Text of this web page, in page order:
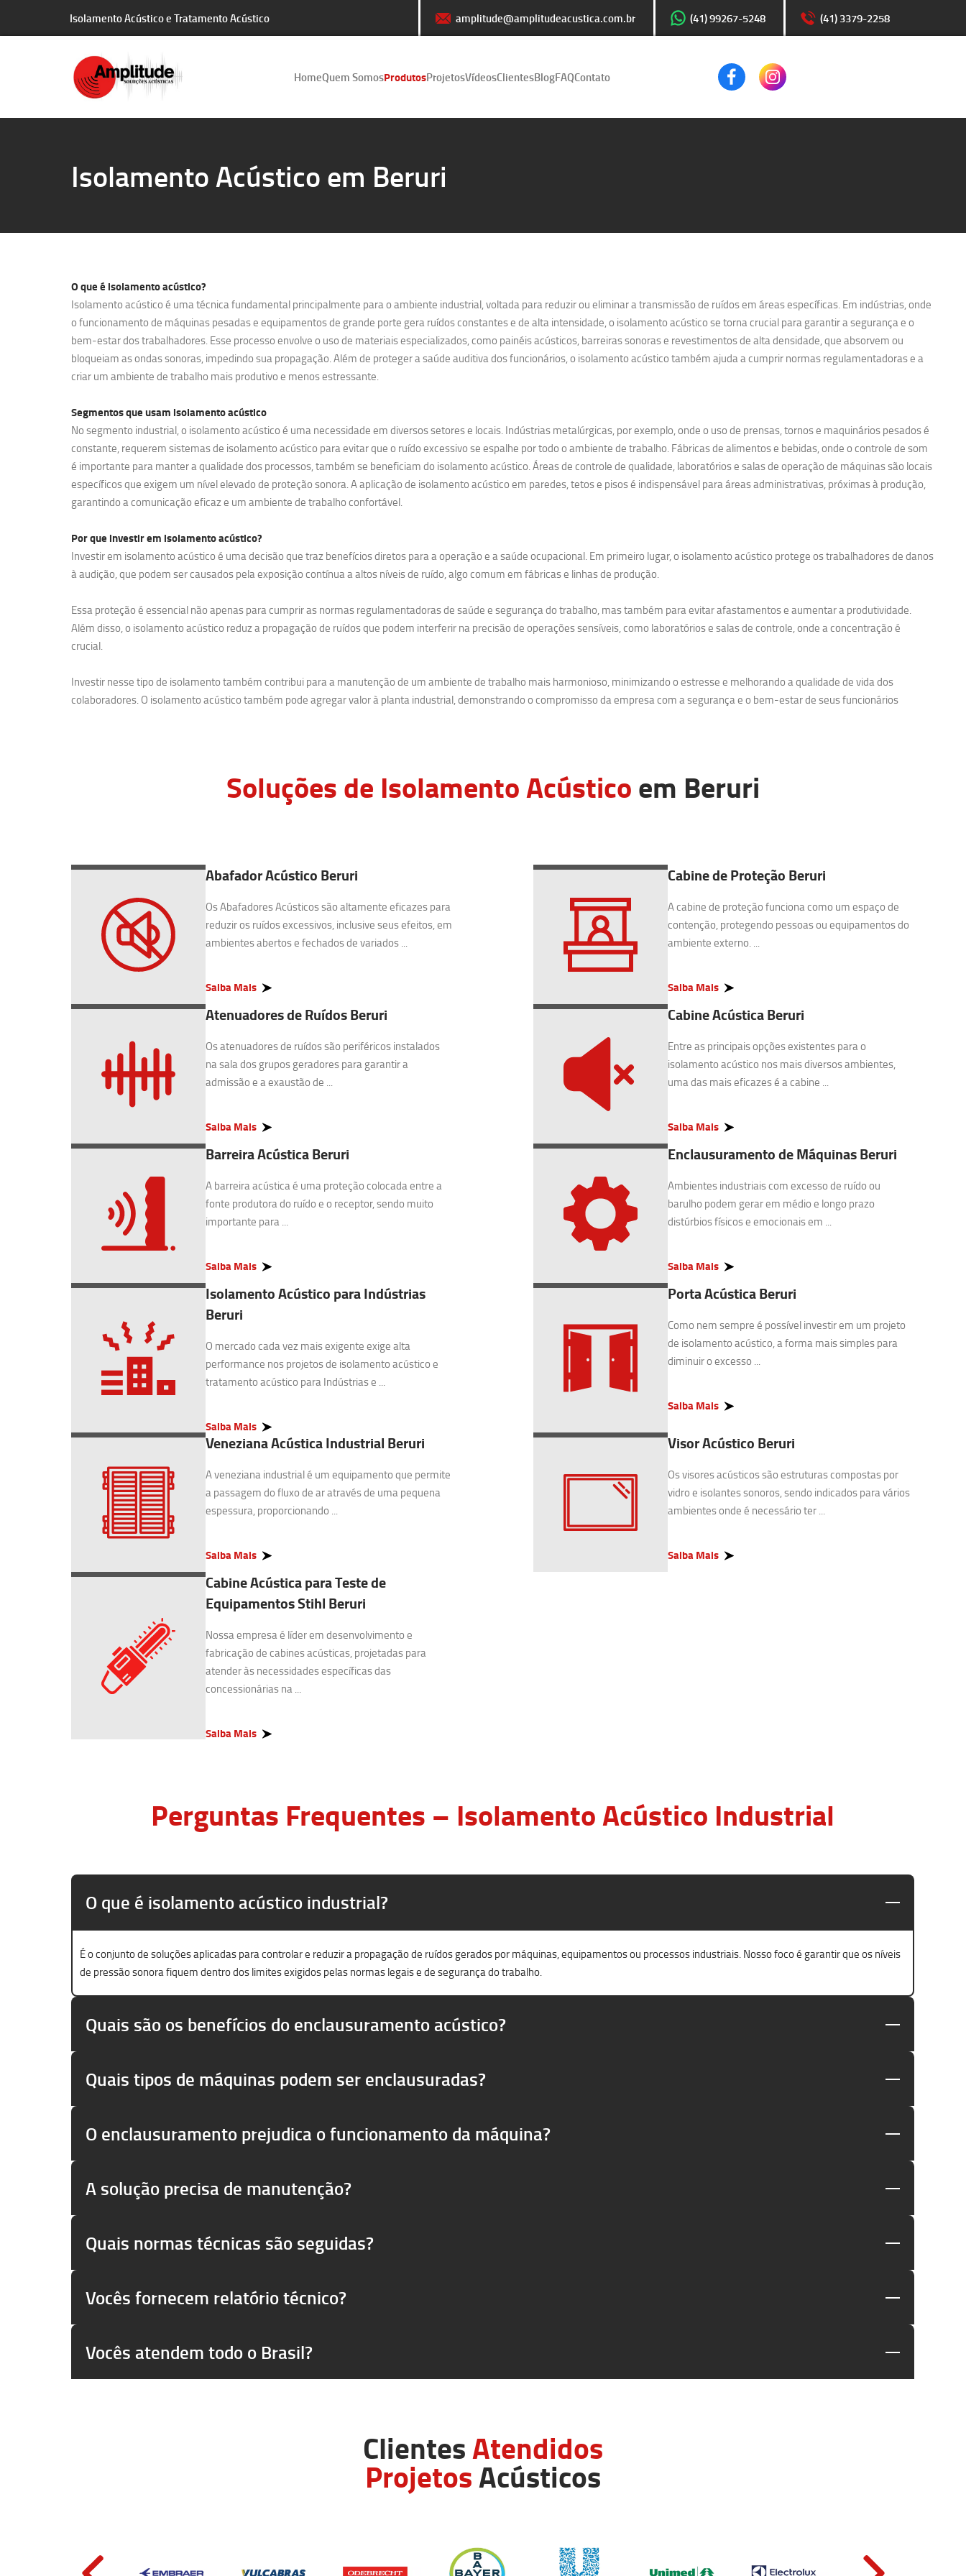
Isolamento Acústico e Tratamento Acústico amplitude@amplitudeacustica.com.br (41) 99267-5248 (41) 3379-2258
HomeQuem SomosProdutosProjetosVídeosClientesBlogFAQContato
Isolamento Acústico em Beruri
O que é isolamento acústico?
Isolamento acústico é uma técnica fundamental principalmente para o ambiente industrial, voltada para reduzir ou eliminar a transmissão de ruídos em áreas específicas. Em indústrias, onde
o funcionamento de máquinas pesadas e equipamentos de grande porte gera ruídos constantes e de alta intensidade, o isolamento acústico se torna crucial para garantir a segurança e o
bem-estar dos trabalhadores. Esse processo envolve o uso de materiais especializados, como painéis acústicos, barreiras sonoras e revestimentos de alta densidade, que absorvem ou
bloqueiam as ondas sonoras, impedindo sua propagação. Além de proteger a saúde auditiva dos funcionários, o isolamento acústico também ajuda a cumprir normas regulamentadoras e a
criar um ambiente de trabalho mais produtivo e menos estressante.
Segmentos que usam isolamento acústico
No segmento industrial, o isolamento acústico é uma necessidade em diversos setores e locais. Indústrias metalúrgicas, por exemplo, onde o uso de prensas, tornos e maquinários pesados é
constante, requerem sistemas de isolamento acústico para evitar que o ruído excessivo se espalhe por todo o ambiente de trabalho. Fábricas de alimentos e bebidas, onde o controle de som
é importante para manter a qualidade dos processos, também se beneficiam do isolamento acústico. Áreas de controle de qualidade, laboratórios e salas de operação de máquinas são locais
específicos que exigem um nível elevado de proteção sonora. A aplicação de isolamento acústico em paredes, tetos e pisos é indispensável para áreas administrativas, próximas à produção,
garantindo a comunicação eficaz e um ambiente de trabalho confortável.
Por que investir em isolamento acústico?
Investir em isolamento acústico é uma decisão que traz benefícios diretos para a operação e a saúde ocupacional. Em primeiro lugar, o isolamento acústico protege os trabalhadores de danos
à audição, que podem ser causados pela exposição contínua a altos níveis de ruído, algo comum em fábricas e linhas de produção.
Essa proteção é essencial não apenas para cumprir as normas regulamentadoras de saúde e segurança do trabalho, mas também para evitar afastamentos e aumentar a produtividade.
Além disso, o isolamento acústico reduz a propagação de ruídos que podem interferir na precisão de operações sensíveis, como laboratórios e salas de controle, onde a concentração é
crucial.
Investir nesse tipo de isolamento também contribui para a manutenção de um ambiente de trabalho mais harmonioso, minimizando o estresse e melhorando a qualidade de vida dos
colaboradores. O isolamento acústico também pode agregar valor à planta industrial, demonstrando o compromisso da empresa com a segurança e o bem-estar de seus funcionários
Soluções de Isolamento Acústicoem Beruri
Abafador Acústico Beruri
Os Abafadores Acústicos são altamente eficazes para
reduzir os ruídos excessivos, inclusive seus efeitos, em
ambientes abertos e fechados de variados ...
Saiba Mais
Cabine de Proteção Beruri
A cabine de proteção funciona como um espaço de
contenção, protegendo pessoas ou equipamentos do
ambiente externo. ...
Saiba Mais
Atenuadores de Ruídos Beruri
Os atenuadores de ruídos são periféricos instalados
na sala dos grupos geradores para garantir a
admissão e a exaustão de ...
Saiba Mais
Cabine Acústica Beruri
Entre as principais opções existentes para o
isolamento acústico nos mais diversos ambientes,
uma das mais eficazes é a cabine ...
Saiba Mais
Barreira Acústica Beruri
A barreira acústica é uma proteção colocada entre a
fonte produtora do ruído e o receptor, sendo muito
importante para ...
Saiba Mais
Enclausuramento de Máquinas Beruri
Ambientes industriais com excesso de ruído ou
barulho podem gerar em médio e longo prazo
distúrbios físicos e emocionais em ...
Saiba Mais
Isolamento Acústico para Indústrias
Beruri
O mercado cada vez mais exigente exige alta
performance nos projetos de isolamento acústico e
tratamento acústico para Indústrias e ...
Saiba Mais
Porta Acústica Beruri
Como nem sempre é possível investir em um projeto
de isolamento acústico, a forma mais simples para
diminuir o excesso ...
Saiba Mais
Veneziana Acústica Industrial Beruri
A veneziana industrial é um equipamento que permite
a passagem do fluxo de ar através de uma pequena
espessura, proporcionando ...
Saiba Mais
Visor Acústico Beruri
Os visores acústicos são estruturas compostas por
vidro e isolantes sonoros, sendo indicados para vários
ambientes onde é necessário ter ...
Saiba Mais
Cabine Acústica para Teste de
Equipamentos Stihl Beruri
Nossa empresa é líder em desenvolvimento e
fabricação de cabines acústicas, projetadas para
atender às necessidades específicas das
concessionárias na ...
Saiba Mais
Perguntas Frequentes – Isolamento Acústico Industrial
O que é isolamento acústico industrial?
É o conjunto de soluções aplicadas para controlar e reduzir a propagação de ruídos gerados por máquinas, equipamentos ou processos industriais. Nosso foco é garantir que os níveis
de pressão sonora fiquem dentro dos limites exigidos pelas normas legais e de segurança do trabalho.
Quais são os benefícios do enclausuramento acústico?
Quais tipos de máquinas podem ser enclausuradas?
O enclausuramento prejudica o funcionamento da máquina?
A solução precisa de manutenção?
Quais normas técnicas são seguidas?
Vocês fornecem relatório técnico?
Vocês atendem todo o Brasil?
ClientesAtendidos
ProjetosAcústicos